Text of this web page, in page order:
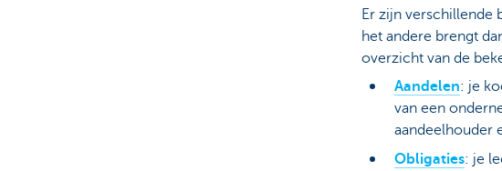
Er zijn verschillende
het andere brengt
overzicht van de
Aandelen: je
van een
aandeelhouder
Obligaties: je